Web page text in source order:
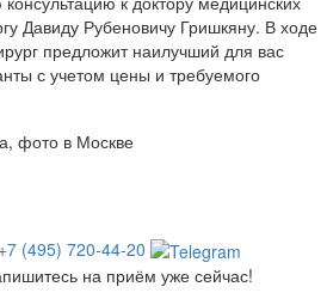
Давиду Рубеновичу Гришкяну. В ходе
предложит наилучший для вас
с учетом цены и требуемого
+7 (495) 720-44-20
на приём уже сейчас!